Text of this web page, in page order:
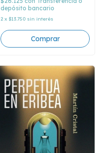
depósito bancario
2 x $13.750 sin interés